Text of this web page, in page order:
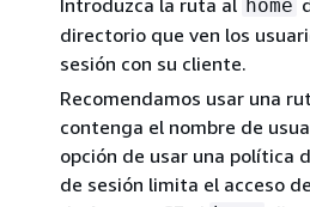
Introduzca la ruta al home
directorio que ven los
sesión con su cliente.
Recomendamos usar una
contenga el nombre de
opción de usar una política
de sesión limita el acceso